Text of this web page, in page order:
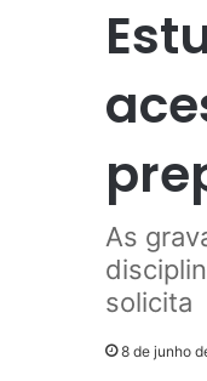
As
solicita
8 de junho